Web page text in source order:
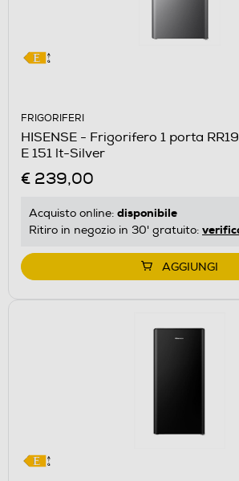
FRIGORIFERI
HISENSE - Frigorifero 1 porta
E 151 lt-Silver
€ 239,00
Acquisto online: disponibile
Ritiro in negozio in 30' gratuito:
AGGIUNGI